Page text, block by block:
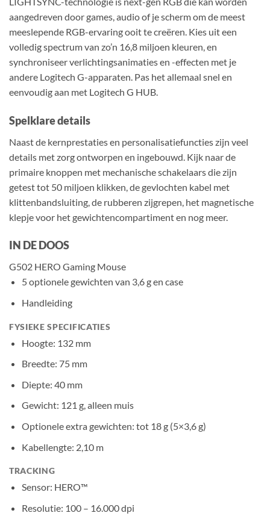
aangedreven door games, audio of je scherm om de meest
meeslepende RGB-ervaring ooit te creëren. Kies uit een
volledig spectrum van zo’n 16,8 miljoen kleuren, en
synchroniseer verlichtingsanimaties en -effecten met je
andere Logitech G-apparaten. Pas het allemaal snel en
eenvoudig aan met Logitech G HUB.
Spelklare details
Naast de kernprestaties en personalisatiefuncties zijn veel
details met zorg ontworpen en ingebouwd. Kijk naar de
primaire knoppen met mechanische schakelaars die zijn
getest tot 50 miljoen klikken, de gevlochten kabel met
klittenbandsluiting, de rubberen zijgrepen, het magnetische
klepje voor het gewichtencompartiment en nog meer.
IN DE DOOS
G502 HERO Gaming Mouse
5 optionele gewichten van 3,6 g en case
Handleiding
FYSIEKE SPECIFICATIES
Hoogte: 132 mm
Breedte: 75 mm
Diepte: 40 mm
Gewicht: 121 g, alleen muis
Optionele extra gewichten: tot 18 g (5×3,6 g)
Kabellengte: 2,10 m
TRACKING
Sensor: HERO™
Resolutie: 100 – 16.000 dpi